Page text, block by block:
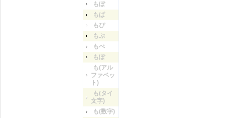
もぼ
もぱ
もぴ
もぷ
もぺ
もぽ
も(アル
ファベッ
ト)
も(タイ
文字)
も(数字)